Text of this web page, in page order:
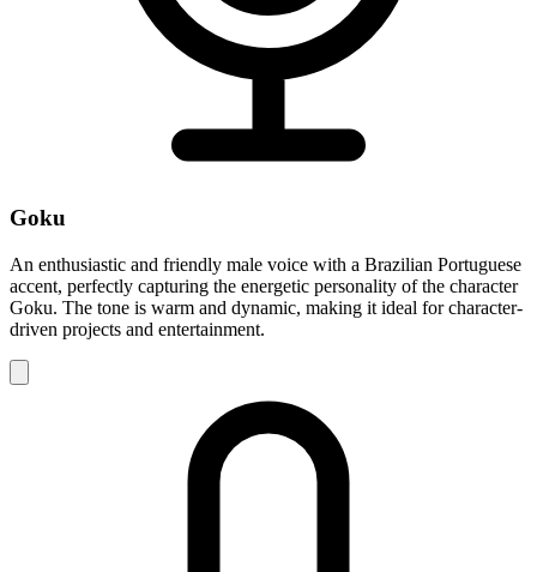
Goku
An enthusiastic and friendly male voice with a Brazilian Portuguese
accent, perfectly capturing the energetic personality of the character
Goku. The tone is warm and dynamic, making it ideal for character-
driven projects and entertainment.